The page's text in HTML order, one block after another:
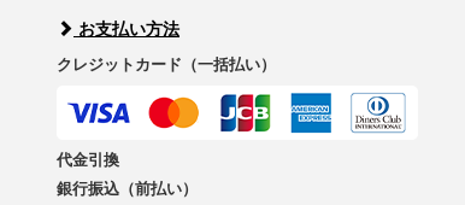
お支払い方法
クレジットカード（一括払い）
代金引換
銀行振込（前払い）